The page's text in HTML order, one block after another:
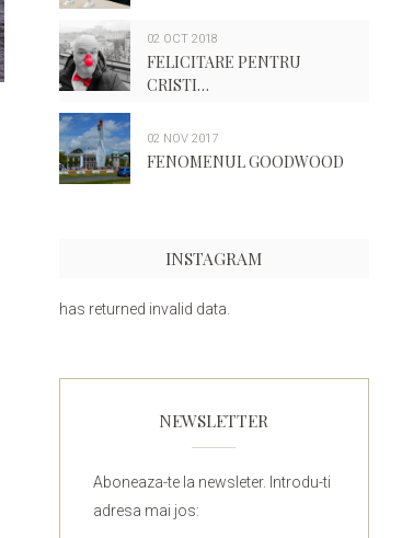
02 OCT 2018
FELICITARE PENTRU
CRISTI…
02 NOV 2017
FENOMENUL GOODWOOD
INSTAGRAM
has returned invalid data.
NEWSLETTER
Aboneaza-te la newsleter. Introdu-ti
adresa mai jos: